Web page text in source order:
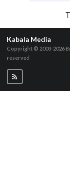
Kabala Media
Copyright © 2003-2026
reserved